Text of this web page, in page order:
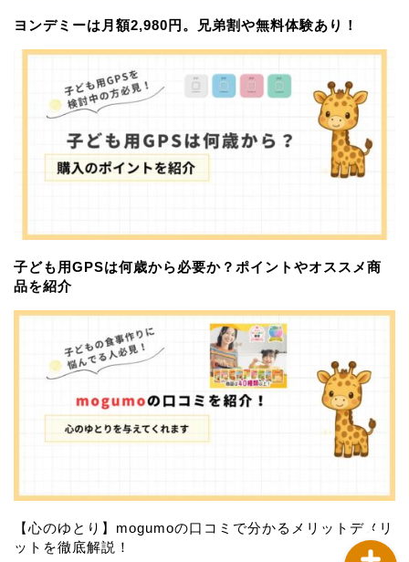
ヨンデミーは月額2,980円。兄弟割や無料体験あり！
子ども用GPSは何歳から必要か？ポイントやオススメ商
品を紹介
【心のゆとり】mogumoの口コミで分かるメリットデメリ
ットを徹底解説！
サブスクサービス
おすすめアイテム